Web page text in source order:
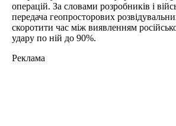
операцій. За словами розробників і
передача геопросторових
скоротити час між виявленням
удару по ній до 90%.
Реклама